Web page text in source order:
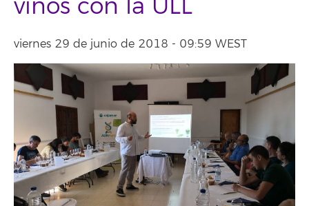
vinos con la ULL
viernes 29 de junio de 2018 - 09:59 WEST